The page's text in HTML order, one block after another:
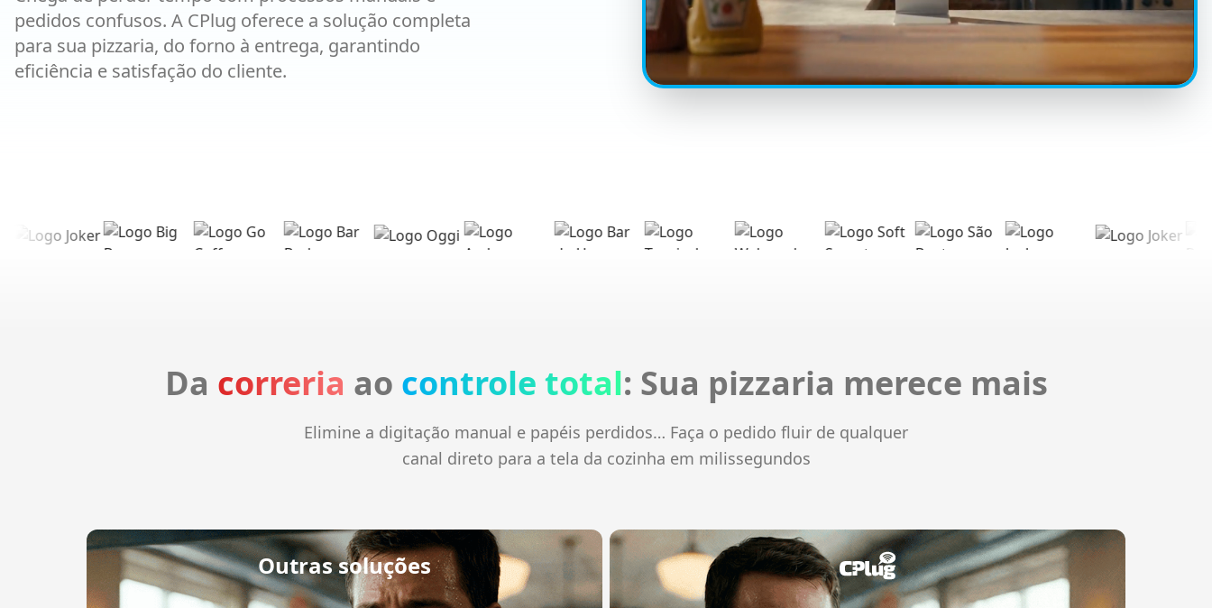
pedidos confusos. A CPlug oferece a solução completa
para sua pizzaria, do forno à entrega, garantindo
eficiência e satisfação do cliente.
Da correria ao controle total: Sua pizzaria merece mais
Elimine a digitação manual e papéis perdidos… Faça o pedido fluir de qualquer
canal direto para a tela da cozinha em milissegundos
Outras soluções